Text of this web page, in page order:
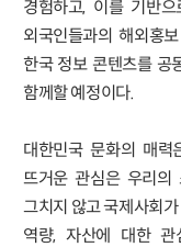
경험하고, 이를 기반
외국인들과의 해외홍
한국 정보 콘텐츠를 공
함께할 예정이다.
대한민국 문화의 매
뜨거운 관심은 우리의
그치지 않고 국제사회
역량, 자산에 대한